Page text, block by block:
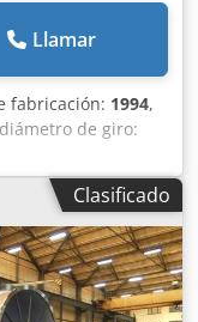
Llamar
fabricación: 1994,
de giro:
de la placa
/
usado
GmbH
1994 Datos
sobre bancada:
Clasificado